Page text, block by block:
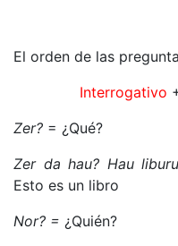
El orden de las
Interrogativo
Zer? = ¿Qué?
Zer dahau? Hau
Esto es un libro
Nor? = ¿Quién?